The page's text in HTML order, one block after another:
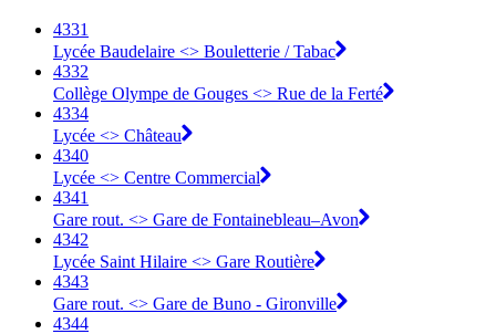
4331
Lycée Baudelaire <> Bouletterie / Tabac
4332
Collège Olympe de Gouges <> Rue de la Ferté
4334
Lycée <> Château
4340
Lycée <> Centre Commercial
4341
Gare rout. <> Gare de Fontainebleau–Avon
4342
Lycée Saint Hilaire <> Gare Routière
4343
Gare rout. <> Gare de Buno - Gironville
4344